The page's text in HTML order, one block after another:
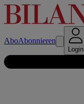
AboAbonnieren
Login